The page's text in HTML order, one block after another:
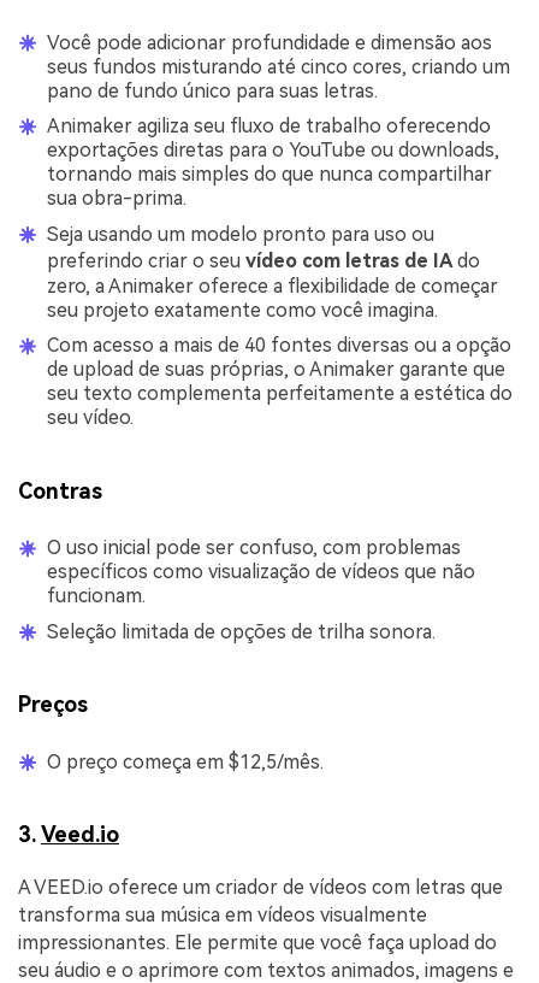
Você pode adicionar profundidade e dimensão aos
seus fundos misturando até cinco cores, criando um
pano de fundo único para suas letras.
Animaker agiliza seu fluxo de trabalho oferecendo
exportações diretas para o YouTube ou downloads,
tornando mais simples do que nunca compartilhar
sua obra-prima.
Seja usando um modelo pronto para uso ou
preferindo criar o seu vídeo com letras de IAdo
zero, a Animaker oferece a flexibilidade de começar
seu projeto exatamente como você imagina.
Com acesso a mais de 40 fontes diversas ou a opção
de upload de suas próprias, o Animaker garante que
seu texto complementa perfeitamente a estética do
seu vídeo.
Contras
O uso inicial pode ser confuso, com problemas
específicos como visualização de vídeos que não
funcionam.
Seleção limitada de opções de trilha sonora.
Preços
O preço começa em $12,5/mês.
3.Veed.io
A VEED.io oferece um criador de vídeos com letras que
transforma sua música em vídeos visualmente
impressionantes. Ele permite que você faça upload do
seu áudio e o aprimore com textos animados, imagens e